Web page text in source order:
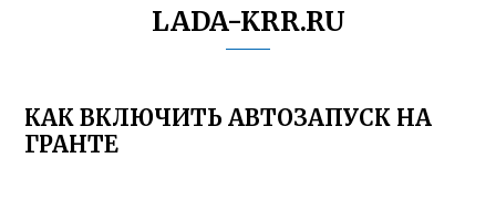
LADA-KRR.RU
КАК ВКЛЮЧИТЬ АВТОЗАПУСК НА
ГРАНТЕ